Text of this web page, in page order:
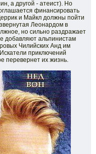
а другой - атеист). Но
финансировать
и Майкл должны пойти
Леонардом в
но сильно раздражает
добавляют альпинистам
Чилийских Анд им
приключений
перевернет их жизнь.